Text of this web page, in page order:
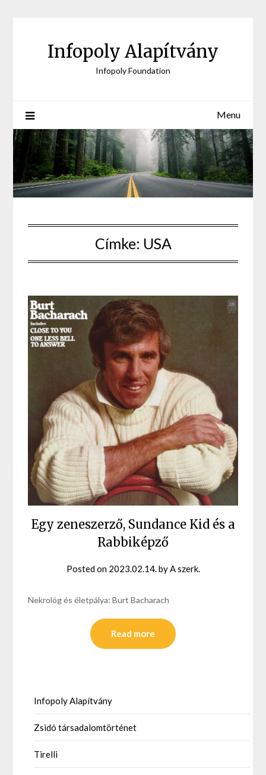
Infopoly Alapítvány
Infopoly Foundation
Menu
Címke: USA
Egy zeneszerző, Sundance Kid és a
Rabbiképző
Posted on 2023.02.14.byA szerk.
Nekrológ és életpálya: Burt Bacharach
Read more
Infopoly Alapítvány
Zsidó társadalomtörténet
Tirelli